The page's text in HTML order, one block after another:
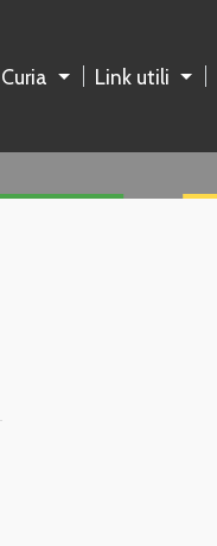
Curia Link utili